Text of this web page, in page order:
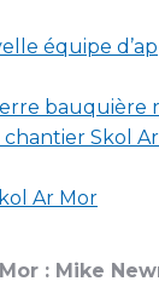
équipe
Skol
Ar Mor
: Mike